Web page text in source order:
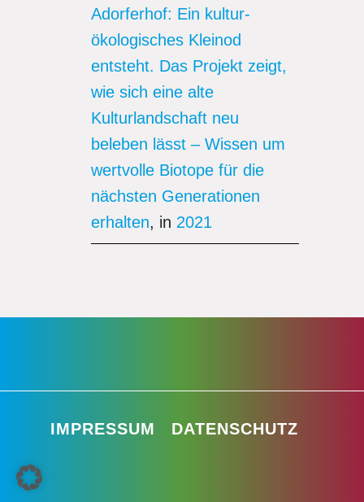
Adorferhof: Ein kultur-
ökologisches Kleinod
entsteht. Das Projekt zeigt,
wie sich eine alte
Kulturlandschaft neu
beleben lässt – Wissen um
wertvolle Biotope für die
nächsten Generationen
erhalten, in 2021
IMPRESSUM DATENSCHUTZ